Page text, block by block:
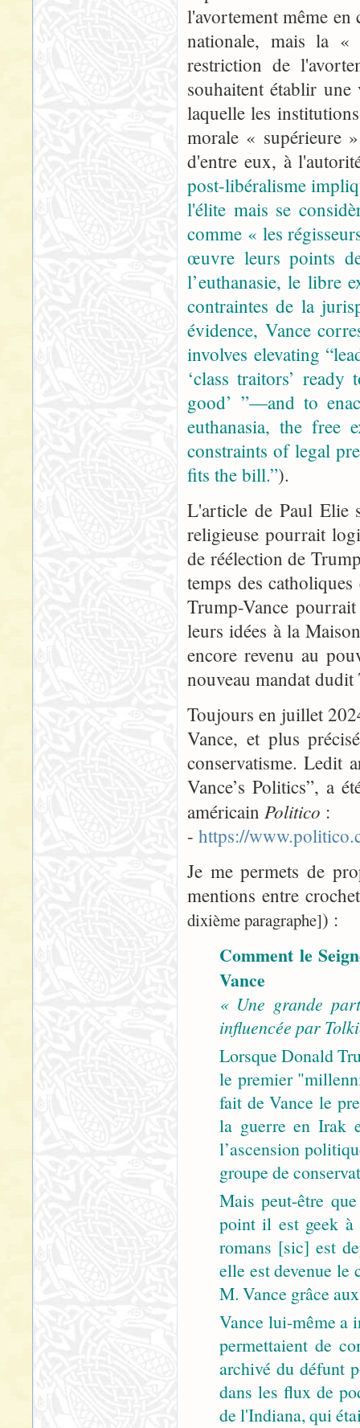
l'avortement même
nationale, mais la «
restriction de
souhaitent établir
laquelle les
morale « supérieure
d'entre eux, à
post-libéralisme
l'élite mais se
comme « les
œuvre leurs points
l’euthanasie, le libre
contraintes de la
évidence, Vance
involves elevating
‘class traitors’
good’ ”—and to
euthanasia, the free
constraints of legal
fits the bill.”).
L'article de Paul Elie
religieuse pourrait
de réélection de
temps des
Trump-Vance
leurs idées à la
encore revenu au
nouveau mandat dudit
Toujours en juillet
Vance, et plus
conservatisme. Ledit
Vance’s Politics”, a
américain Politico :
- https://
Je me permets de
mentions entre
dixième paragraphe]) :
Comment le
Vance
« Une grande
influencée par
Lorsque Donald
le premier
fait de Vance le
la guerre en Irak
l’ascension
groupe de
Mais peut-être
point il est geek
romans [sic] est
elle est devenue le
M. Vance grâce
Vance lui-même a
permettaient de
archivé du défunt
dans les flux de
de l'Indiana, qui